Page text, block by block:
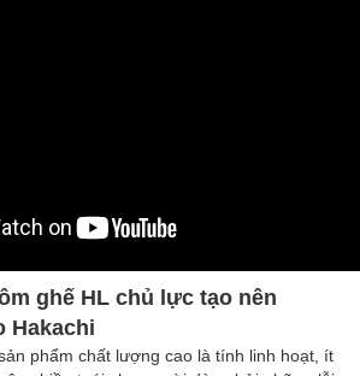
ghế HL chủ lực tạo nên
Hakachi
phẩm chất lượng cao là tính linh hoạt, ít